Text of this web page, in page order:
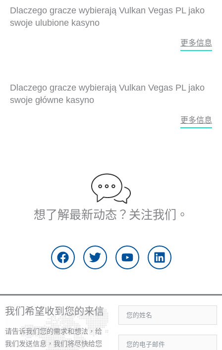
Dlaczego gracze wybierają Vulkan Vegas PL jako
swoje ulubione kasyno
更多信息
Dlaczego gracze wybierają Vulkan Vegas PL jako
swoje główne kasyno
更多信息
想了解最新动态？关注我们。
F
a
c
b
o
o
k
上
特
o
u
t
b
e
i
n
k
d
i
我们希望收到您的来信
请告诉我们您的需求和想法，给
我们发送信息，我们将尽快给您